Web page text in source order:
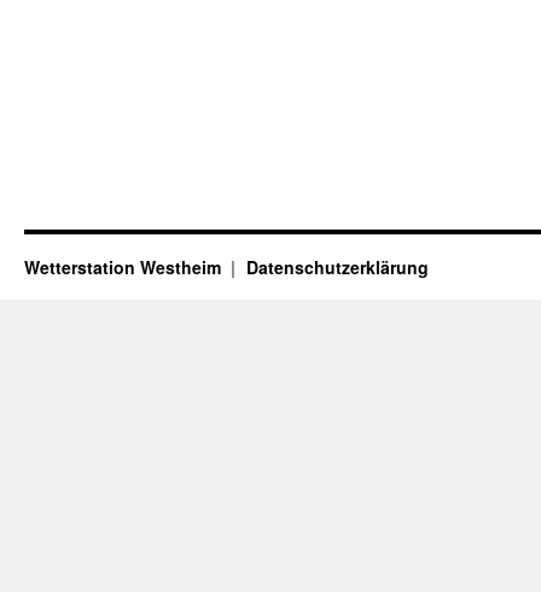
Wetterstation Westheim Datenschutzerklärung